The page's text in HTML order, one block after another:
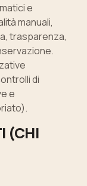
e
manuali,
trasparenza,
di
e
(CHI